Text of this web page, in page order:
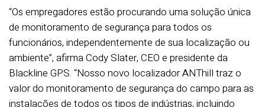
“Os empregadores estão procurando uma solução única
de monitoramento de segurança para todos os
funcionários, independentemente de sua localização ou
ambiente”, afirma Cody Slater, CEO e presidente da
Blackline GPS. “Nosso novo localizador ANThill traz o
valor do monitoramento de segurança do campo para as
instalações de todos os tipos de indústrias, incluindo